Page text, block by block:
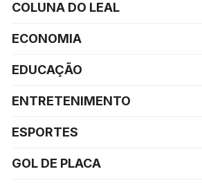
COLUNA DO LEAL
ECONOMIA
EDUCAÇÃO
ENTRETENIMENTO
ESPORTES
GOL DE PLACA